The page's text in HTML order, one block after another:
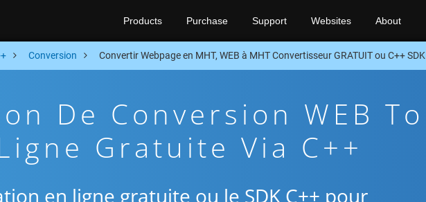
Products Purchase Support Websites About
Conversion Convertir Webpage en MHT, WEB à MHT Convertisseur GRATUIT ou C++ SDK
De Conversion WEB To
Gratuite Via C++
en ligne gratuite ou le SDK C++ pour